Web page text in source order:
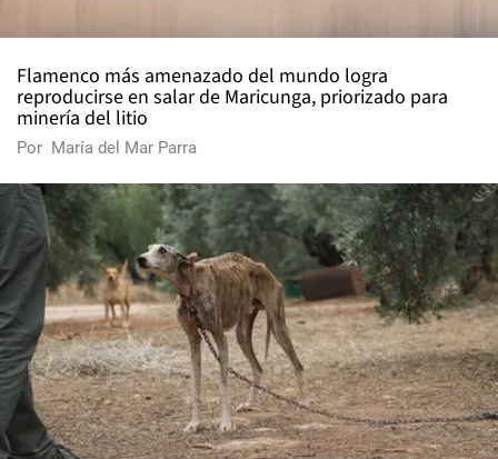
Flamenco más amenazado del mundo logra
reproducirse en salar de Maricunga, priorizado para
minería del litio
Por María del Mar Parra